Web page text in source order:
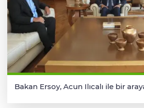
Bakan Ersoy, Acun Ilıcalı ile bir